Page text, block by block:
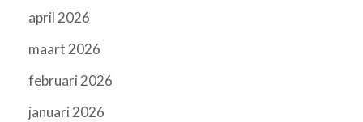
april 2026
maart 2026
februari 2026
januari 2026